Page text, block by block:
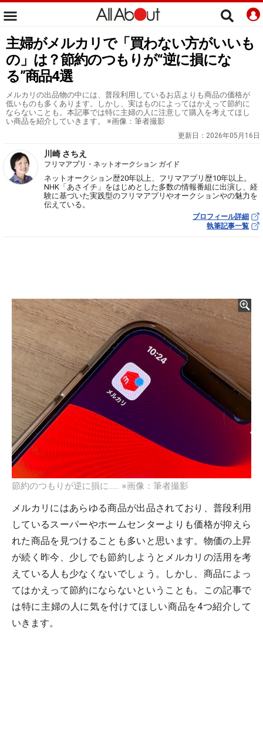
主婦がメルカリで「買わない方がいいも
の」は？節約のつもりが“逆に損にな
る”商品4選
メルカリの出品物の中には、普段利用しているお店よりも商品の価格が
低いものも多くあります。しかし、実はものによってはかえって節約に
ならないことも。本記事では特に主婦の人に注意して購入を考えてほし
い商品を紹介していきます。 ※画像：筆者撮影
更新日： 2026年05月16日
川崎 さちえ
フリマアプリ・ネットオークション ガイド
ネットオークション歴20年以上、フリマアプリ歴10年以上。
NHK「あさイチ」をはじめとした多数の情報番組に出演し、経
験に基づいた実践型のフリマアプリやオークションやの魅力を
伝えている。
プロフィール詳細
執筆記事一覧
節約のつもりが逆に損に…… ※画像：筆者撮影
メルカリにはあらゆる商品が出品されており、普段利用
しているスーパーやホームセンターよりも価格が抑えら
れた商品を見つけることも多いと思います。物価の上昇
が続く昨今、少しでも節約しようとメルカリの活用を考
えている人も少なくないでしょう。しかし、商品によっ
てはかえって節約にならないということも。この記事で
は特に主婦の人に気を付けてほしい商品を4つ紹介して
いきます。